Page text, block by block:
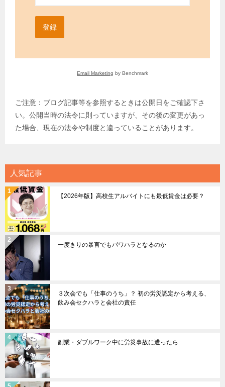
登録
Email Marketing by Benchmark
ご注意：ブログ記事等を参照するときは公開日をご確認下さ
い。公開当時の法令に則っていますが、その後の変更があっ
た場合、現在の法令や制度と違っていることがあります。
人気記事
【2026年版】高校生アルバイトにも最低賃金は必要？
一度きりの暴言でもパワハラとなるのか
３次会でも「仕事のうち」？ 初の労災認定から考える、
飲み会セクハラと会社の責任
副業・ダブルワーク中に労災事故に遭ったら